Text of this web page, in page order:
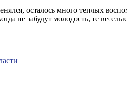
осталось много теплых
не забудут молодость, те